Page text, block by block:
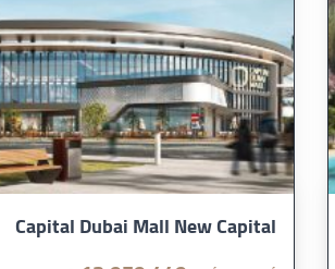
Capital Dubai Mall New Capital